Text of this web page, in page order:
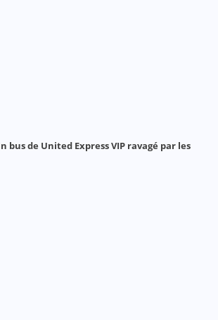
bus de United Express VIP ravagé par les